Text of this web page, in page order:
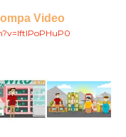
Video